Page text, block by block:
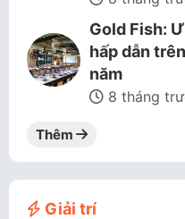
Gold Fish:
hấp dẫn
năm
8 tháng
Thêm
Giải trí